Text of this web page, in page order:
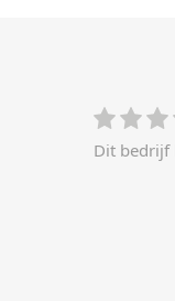
Dit bedrijf